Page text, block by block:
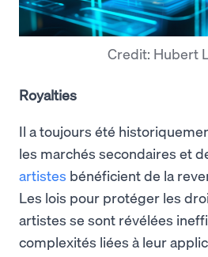
Credit: Hubert
Royalties
Il a toujours été
les marchés secondaires et
artistes bénéficient de la
Les lois pour protéger les
artistes se sont révélées
complexités liées à leur